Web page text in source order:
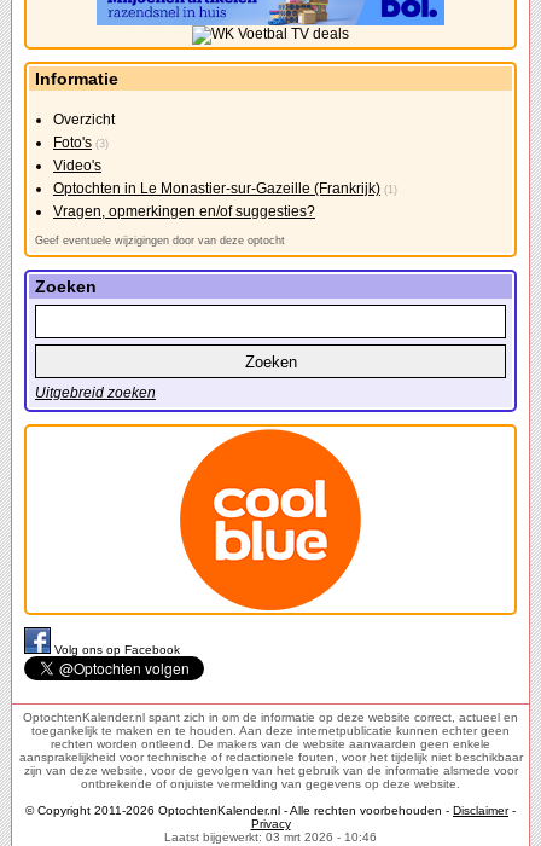
Informatie
Overzicht
Foto's (3)
Video's
Optochten in Le Monastier-sur-Gazeille (Frankrijk) (1)
Vragen, opmerkingen en/of suggesties?
Geef eventuele wijzigingen door van deze optocht
Zoeken
Uitgebreid zoeken
Volg ons op Facebook
OptochtenKalender.nl spant zich in om de informatie op deze website correct, actueel en
toegankelijk te maken en te houden. Aan deze internetpublicatie kunnen echter geen
rechten worden ontleend. De makers van de website aanvaarden geen enkele
aansprakelijkheid voor technische of redactionele fouten, voor het tijdelijk niet beschikbaar
zijn van deze website, voor de gevolgen van het gebruik van de informatie alsmede voor
ontbrekende of onjuiste vermelding van gegevens op deze website.
© Copyright 2011-2026 OptochtenKalender.nl - Alle rechten voorbehouden - Disclaimer-
Privacy
Laatst bijgewerkt: 03 mrt 2026 - 10:46